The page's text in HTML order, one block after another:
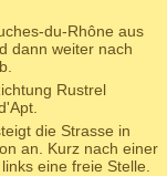
du-Rhône aus
dann weiter nach
Rustrel
die Strasse in
an. Kurz nach einer
eine freie Stelle.